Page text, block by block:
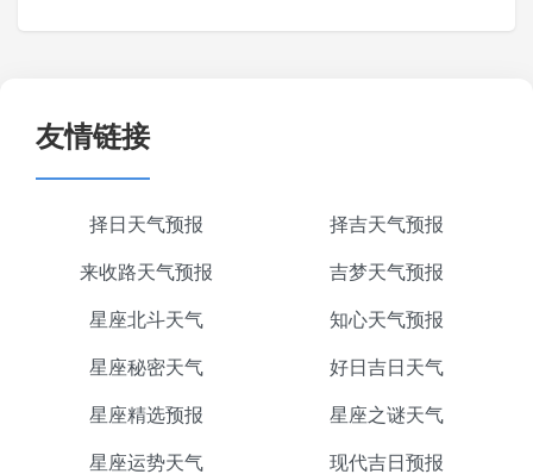
友情链接
择日天气预报 择吉天气预报
来收路天气预报 吉梦天气预报
星座北斗天气 知心天气预报
星座秘密天气 好日吉日天气
星座精选预报 星座之谜天气
星座运势天气 现代吉日预报